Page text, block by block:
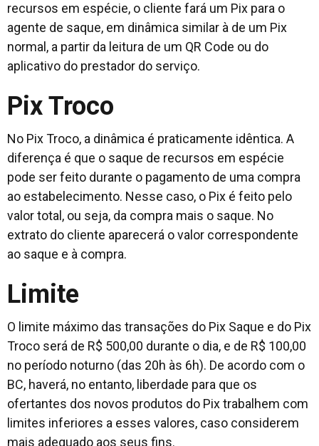
recursos em espécie, o cliente fará um Pix para o
agente de saque, em dinâmica similar à de um Pix
normal, a partir da leitura de um QR Code ou do
aplicativo do prestador do serviço.
Pix Troco
No Pix Troco, a dinâmica é praticamente idêntica. A
diferença é que o saque de recursos em espécie
pode ser feito durante o pagamento de uma compra
ao estabelecimento. Nesse caso, o Pix é feito pelo
valor total, ou seja, da compra mais o saque. No
extrato do cliente aparecerá o valor correspondente
ao saque e à compra.
Limite
O limite máximo das transações do Pix Saque e do Pix
Troco será de R$ 500,00 durante o dia, e de R$ 100,00
no período noturno (das 20h às 6h). De acordo com o
BC, haverá, no entanto, liberdade para que os
ofertantes dos novos produtos do Pix trabalhem com
limites inferiores a esses valores, caso considerem
mais adequado aos seus fins.